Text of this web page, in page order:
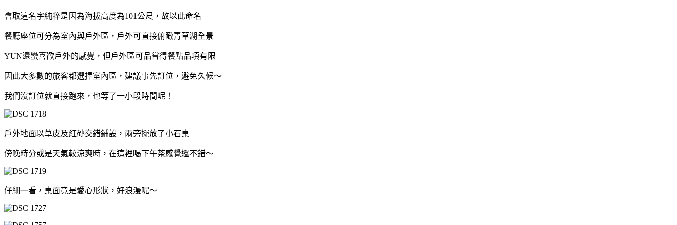
會取這名字純粹是因為海拔高度為101公尺，故以此命名
餐廳座位可分為室內與戶外區，戶外可直接俯瞰青草湖全景
YUN還蠻喜歡戶外的感覺，但戶外區可品嘗得餐點品項有限
因此大多數的旅客都選擇室內區，建議事先訂位，避免久候～
我們沒訂位就直接跑來，也等了一小段時間呢！
戶外地面以草皮及紅磚交錯鋪設，兩旁擺放了小石桌
傍晚時分或是天氣較涼爽時，在這裡喝下午茶感覺還不錯～
仔細一看，桌面竟是愛心形狀，好浪漫呢～